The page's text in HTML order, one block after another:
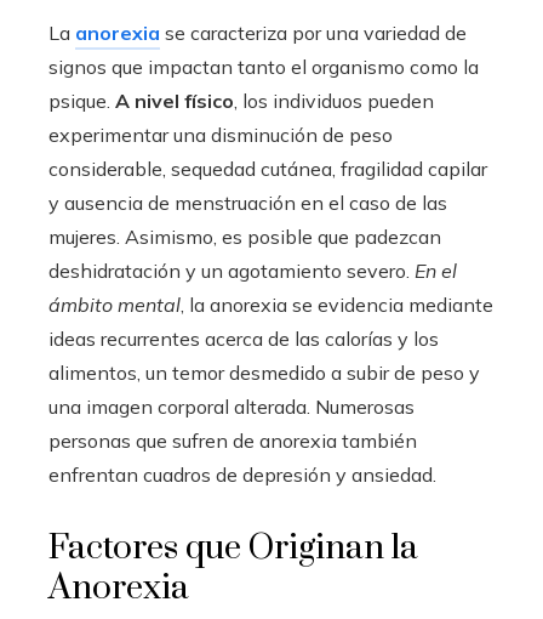
La anorexia se caracteriza por una variedad de
signos que impactan tanto el organismo como la
psique. A nivel físico , los individuos pueden
experimentar una disminución de peso
considerable, sequedad cutánea, fragilidad capilar
y ausencia de menstruación en el caso de las
mujeres. Asimismo, es posible que padezcan
deshidratación y un agotamiento severo. En el
ámbito mental , la anorexia se evidencia mediante
ideas recurrentes acerca de las calorías y los
alimentos, un temor desmedido a subir de peso y
una imagen corporal alterada. Numerosas
personas que sufren de anorexia también
enfrentan cuadros de depresión y ansiedad.
Factores que Originan la
Anorexia